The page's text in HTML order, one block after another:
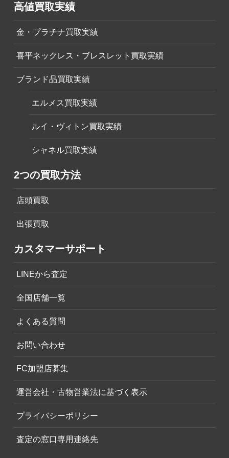
高値買取実績
金・プラチナ買取実績
喜平ネックレス・ブレスレット買取実績
ブランド品買取実績
エルメス買取実績
ルイ・ヴィトン買取実績
シャネル買取実績
2つの買取方法
店頭買取
出張買取
カスタマーサポート
LINEから査定
全国店舗一覧
よくある質問
お問い合わせ
FC加盟店募集
運営会社・古物営業法に基づく表示
プライバシーポリシー
査定の窓口専用連絡先